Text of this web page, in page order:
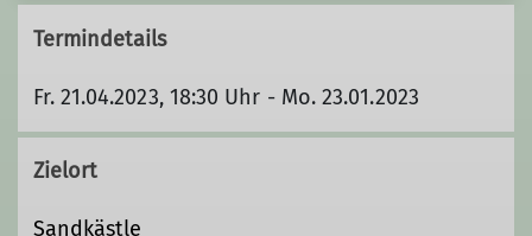
Termindetails
Fr. 21.04.2023, 18:30 Uhr - Mo. 23.01.2023
Zielort
Sandkästle